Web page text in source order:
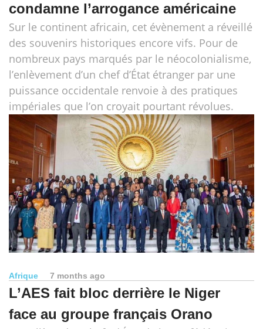
condamne l’arrogance américaine
Sur le continent africain, cet évènement a réveillé
des souvenirs historiques encore vifs. Pour de
nombreux pays marqués par le néocolonialisme,
l’enlèvement d’un chef d’État étranger par une
puissance occidentale renvoie à des pratiques
impériales que l’on croyait pourtant révolues.
Afrique 7 months ago
L’AES fait bloc derrière le Niger
face au groupe français Orano